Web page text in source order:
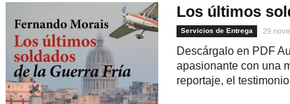
Los últimos
Servicios de Entrega 29
Descárgalo en PDF
apasionante con una
reportaje, el